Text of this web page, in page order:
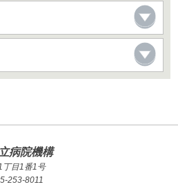
病院機構
丁目1番1号
253-8011